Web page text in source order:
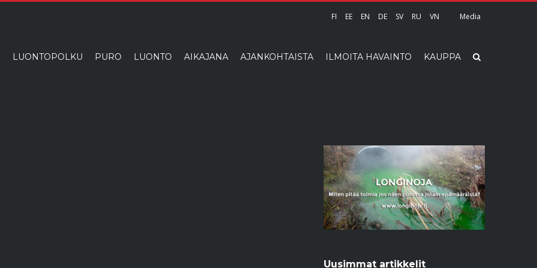
FI EE EN DE SV RU VN Media
LUONTOPOLKU PURO LUONTO AIKAJANA AJANKOHTAISTA ILMOITA HAVAINTO KAUPPA
Uusimmat artikkelit